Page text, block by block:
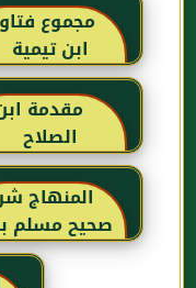
مجموع
ابن تيمية
مقدمة
الصلاح
المنهاج
صحيح مسلم
الحجاج